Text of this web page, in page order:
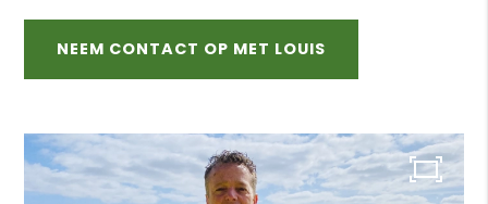
NEEM CONTACT OP MET LOUIS